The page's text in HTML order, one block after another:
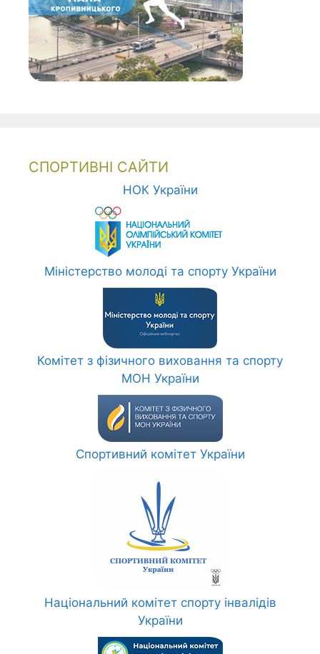
СПОРТИВНІ САЙТИ
НОК України
Міністерство молоді та спорту України
Комітет з фізичного виховання та спорту
МОН України
Спортивний комітет України
Національний комітет спорту інвалідів
України